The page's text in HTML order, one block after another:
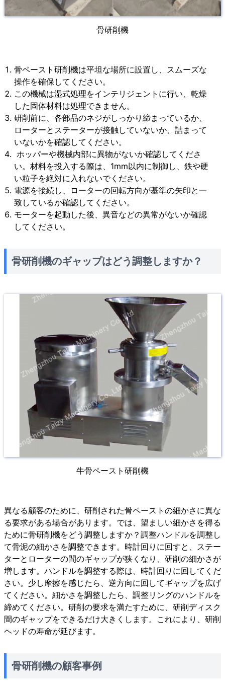
骨研削機
骨ペースト研削機は平坦な場所に設置し、スムーズな
操作を確保してください。
この機械は湿式処理をインテリジェントに行い、乾燥
した固体材料は処理できません。
研削前に、各部品のネジがしっかり締まっているか、
ローターとステーターが接触していないか、詰まって
いないかを確認してください。
ホッパーや機械内部に異物がないか確認してくださ
い。材料を投入する際は、1mm以内に制御し、鉄や硬
い粒子を絶対に入れないでください。
電源を接続し、ローターの回転方向が基準の矢印と一
致しているか確認してください。
モーターを起動した後、異音などの異常がないか確認
してください。
骨研削機のギャップはどう調整しますか？
牛骨ペースト研削機
異なる顧客のために、研削された骨ペーストの細かさに異な
る要求がある場合があります。では、望ましい細かさを得る
ために骨研削機をどう調整しますか？調整ハンドルを調整し
て骨泥の細かさを調整できます。時計回りに回すと、ステー
ターとローターの間のギャップが狭くなり、研削の細かさが
増します。ハンドルを調整する際は、時計回りに回してくだ
さい。少し摩擦を感じたら、逆方向に回してギャップを広げ
てください。細かさを調整したら、調整リングのハンドルを
締めてください。研削の要求を満たすために、研削ディスク
間のギャップをできるだけ大きくします。これにより、研削
ヘッドの寿命が延びます。
骨研削機の顧客事例